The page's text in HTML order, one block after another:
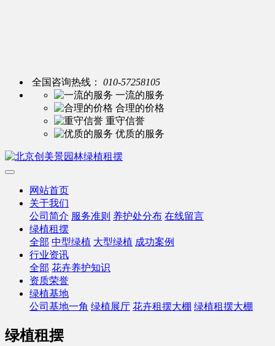
全国咨询热线：
010-57258105
一流的服务
合理的价格
重守信誉
优质的服务
网站首页
关于我们
公司简介 服务准则 养护处分布 在线留言
绿植租摆
全部 中型绿植 大型绿植 成功案例
行业资讯
全部 花卉养护知识
资质荣誉
绿植基地
公司基地一角 绿植展厅 花卉租摆大棚 绿植租摆大棚
绿植租摆